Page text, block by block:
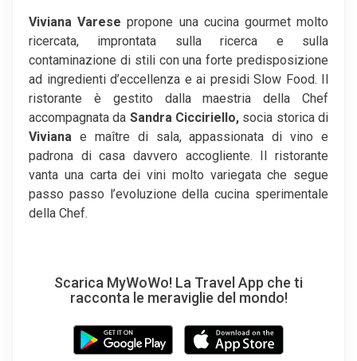
Viviana Varese propone una cucina gourmet molto
ricercata, improntata sulla ricerca e sulla
contaminazione di stili con una forte predisposizione
ad ingredienti d’eccellenza e ai presidi Slow Food. Il
ristorante è gestito dalla maestria della Chef
accompagnata da Sandra Cicciriello, socia storica di
Viviana e maître di sala, appassionata di vino e
padrona di casa davvero accogliente. Il ristorante
vanta una carta dei vini molto variegata che segue
passo passo l’evoluzione della cucina sperimentale
della Chef.
Scarica MyWoWo! La Travel App che ti
racconta le meraviglie del mondo!